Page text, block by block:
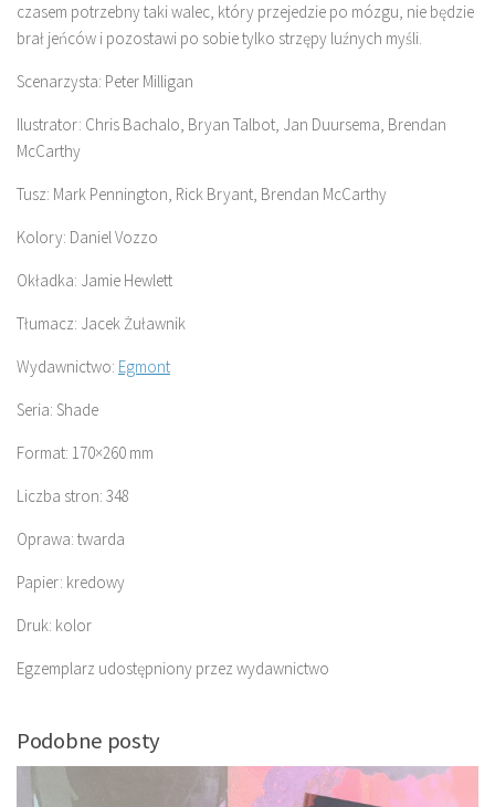
czasem potrzebny taki walec, który przejedzie po mózgu, nie będzie
brał jeńców i pozostawi po sobie tylko strzępy luźnych myśli.
Scenarzysta: Peter Milligan
Ilustrator: Chris Bachalo, Bryan Talbot, Jan Duursema, Brendan
McCarthy
Tusz: Mark Pennington, Rick Bryant, Brendan McCarthy
Kolory: Daniel Vozzo
Okładka: Jamie Hewlett
Tłumacz: Jacek Żuławnik
Wydawnictwo: Egmont
Seria: Shade
Format: 170×260 mm
Liczba stron: 348
Oprawa: twarda
Papier: kredowy
Druk: kolor
Egzemplarz udostępniony przez wydawnictwo
Podobne posty